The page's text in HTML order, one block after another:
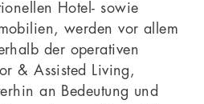
Hotel- sowie
werden vor allem
der operativen
& Assisted Living,
an Bedeutung und